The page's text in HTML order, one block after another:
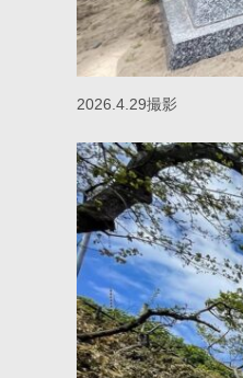
2026.4.29撮影